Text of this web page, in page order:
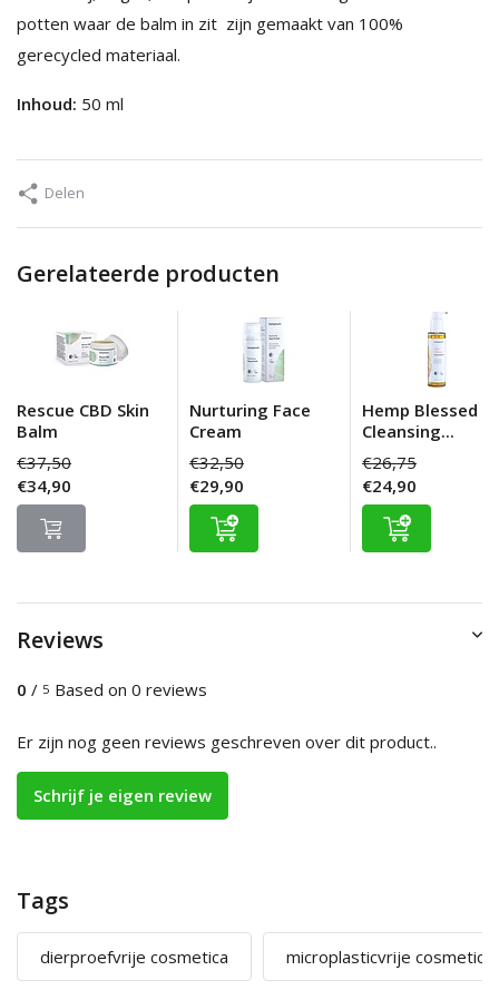
potten waar de balm in zit zijn gemaakt van 100%
gerecycled materiaal.
Inhoud: 50 ml
Delen
Gerelateerde producten
Rescue CBD Skin
Balm
€37,50
€34,90
Nurturing Face
Cream
€32,50
€29,90
Hemp Blessed
Cleansing...
€26,75
€24,90
Reviews
0 / 5 Based on 0 reviews
Er zijn nog geen reviews geschreven over dit product..
Schrijf je eigen review
Tags
dierproefvrije cosmetica microplasticvrije cosmetica